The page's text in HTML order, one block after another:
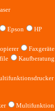
Epson
HP
Faxgeräte
Kaufberatung
Multifunktion